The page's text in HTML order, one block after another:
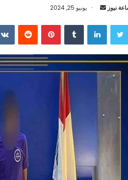
نيوز
أرسل
إلكترونيا
يونيو 25, 2024
تويتر لينكدإن بينتيريست